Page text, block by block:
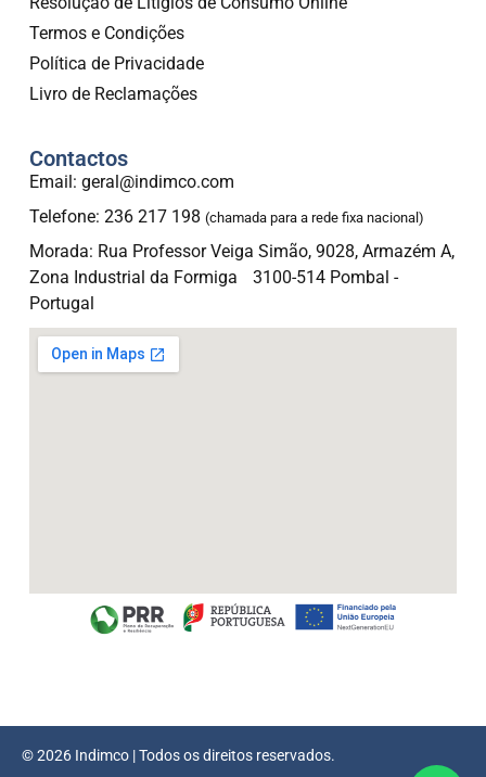
Termos e Condições
Política de Privacidade
Livro de Reclamações
Contactos
Email: geral@indimco.com
Telefone: 236 217 198 (chamada para a rede fixa nacional)
Morada: Rua Professor Veiga Simão, 9028, Armazém A,
Zona Industrial da Formiga 3100-514 Pombal -
Portugal
© 2026 Indimco | Todos os direitos reservados.